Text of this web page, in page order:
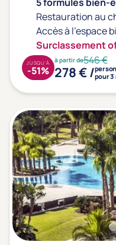
Sport
Yoga
Offres spéciales
Offres spéciales
Distance de chez
Établissements
Km
Restauration au
Accès à l'espace
Surclassement
à partir de546 €
278 € /pour 3
JUSQU'À
-51%